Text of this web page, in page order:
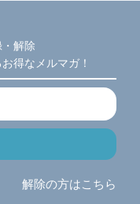
解除
得なメルマガ！
解除の方はこちら